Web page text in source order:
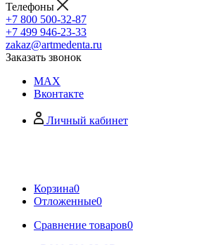
Телефоны
+7 800 500-32-87
+7 499 946-23-33
zakaz@artmedenta.ru
Заказать звонок
MAX
Вконтакте
Личный кабинет
Корзина0
Отложенные0
Сравнение товаров0